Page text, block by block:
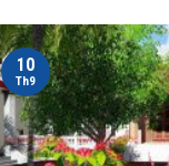
10
Th9